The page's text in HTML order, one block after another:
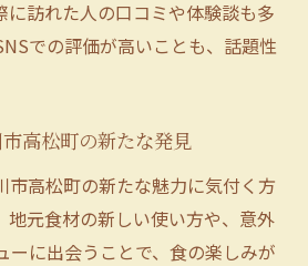
に訪れた人の口コミや体験談も多
での評価が高いことも、話題性
高松町の新たな発見
市高松町の新たな魅力に気付く方
地元食材の新しい使い方や、意外
ーに出会うことで、食の楽しみが